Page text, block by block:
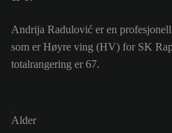
Andrija Radulović er en
som er Høyre ving (HV) for SK
totalrangering er 67.
Alder